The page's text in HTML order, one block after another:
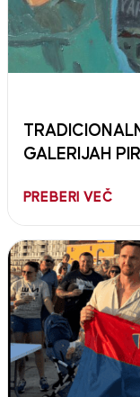
GALERIJAH
PREBERI VEČ